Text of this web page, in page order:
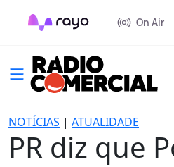
On Air
NOTÍCIAS | ATUALIDADE
PR diz que